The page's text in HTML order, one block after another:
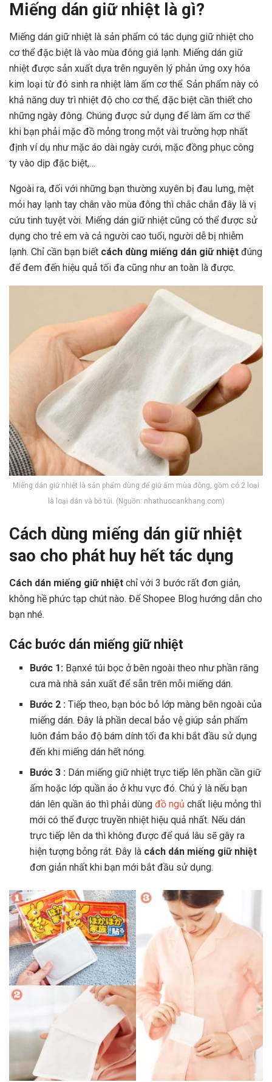
Miếng dán giữ nhiệt là gì?
Miếng dán giữ nhiệt là sản phẩm có tác dụng giữ nhiệt cho
cơ thể đặc biệt là vào mùa đông giá lạnh. Miếng dán giữ
nhiệt được sản xuất dựa trên nguyên lý phản ứng oxy hóa
kim loại từ đó sinh ra nhiệt làm ấm cơ thể. Sản phẩm này có
khả năng duy trì nhiệt độ cho cơ thể, đặc biệt cần thiết cho
những ngày đông. Chúng được sử dụng để làm ấm cơ thể
khi bạn phải mặc đồ mỏng trong một vài trường hợp nhất
định ví dụ như mặc áo dài ngày cưới, mặc đồng phục công
ty vào dịp đặc biệt,…
Ngoài ra, đối với những bạn thường xuyên bị đau lưng, mệt
mỏi hay lạnh tay chân vào mùa đông thì chắc chắn đây là vị
cứu tinh tuyệt vời. Miếng dán giữ nhiệt cũng có thể được sử
dụng cho trẻ em và cả người cao tuổi, người dễ bị nhiễm
lạnh. Chỉ cần bạn biết cách dùng miếng dán giữ nhiệt đúng
để đem đến hiệu quả tối đa cũng như an toàn là được.
Miếng dán giữ nhiệt là sản phẩm dùng để giữ ấm mùa đông, gồm có 2 loại
là loại dán và bỏ túi. (Nguồn: nhathuocankhang.com)
Cách dùng miếng dán giữ nhiệt
sao cho phát huy hết tác dụng
Cách dán miếng giữ nhiệt chỉ với 3 bước rất đơn giản,
không hề phức tạp chút nào. Để Shopee Blog hướng dẫn cho
bạn nhé.
Các bước dán miếng giữ nhiệt
Bước 1: Bạnxé túi bọc ở bên ngoài theo như phần răng
cưa mà nhà sản xuất để sẵn trên mỗi miếng dán.
Bước 2 : Tiếp theo, bạn bóc bỏ lớp màng bên ngoài của
miếng dán. Đây là phần decal bảo vệ giúp sản phẩm
luôn đảm bảo độ bám dính tối đa khi bắt đầu sử dụng
đến khi miếng dán hết nóng.
Bước 3 : Dán miếng giữ nhiệt trực tiếp lên phần cần giữ
ấm hoặc lớp quần áo ở khu vực đó. Chú ý là nếu bạn
dán lên quần áo thì phải dùngđồ ngủ chất liệu mỏng thì
mới có thể được truyền nhiệt hiệu quả nhất. Nếu dán
trực tiếp lên da thì không được để quá lâu sẽ gây ra
hiện tượng bỏng rát. Đây là cách dán miếng giữ nhiệt
đơn giản nhất khi bạn mới bắt đầu sử dụng.